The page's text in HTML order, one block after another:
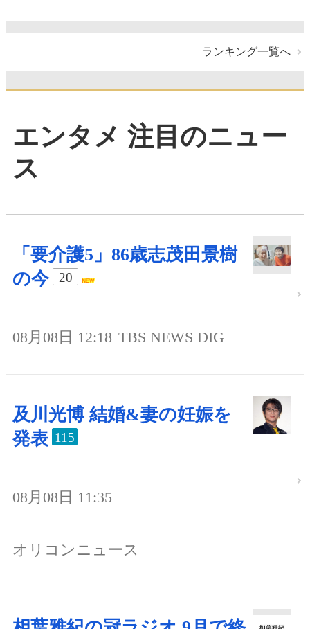
ランキング一覧へ
エンタメ 注目のニュー
ス
「要介護5」86歳志茂田景樹
の今
20
08月08日 12:18 TBS NEWS DIG
及川光博 結婚&妻の妊娠を
発表 115
08月08日 11:35
オリコンニュース